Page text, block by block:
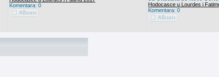
Komentara: 0
Hodocasce u Lourdes i
Komentara: 0